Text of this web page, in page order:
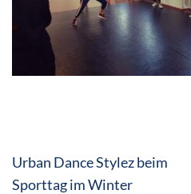
Beitragsnavigation
Urban Dance Stylez beim
Sporttag im Winter